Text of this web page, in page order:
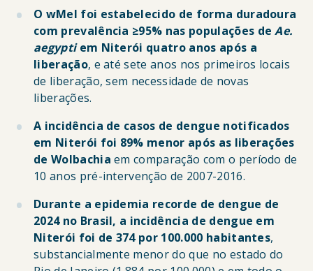
O wMel foi estabelecido de forma duradoura
com prevalência ≥95% nas populações deAe.
aegyptiem Niterói quatro anos após a
liberação, e até sete anos nos primeiros locais
de liberação, sem necessidade de novas
liberações.
A incidência de casos de dengue notificados
em Niterói foi 89% menor após as liberações
de Wolbachiaem comparação com o período de
10 anos pré-intervenção de 2007-2016.
Durante a epidemia recorde de dengue de
2024 no Brasil, a incidência de dengue em
Niterói foi de 374 por 100.000 habitantes,
substancialmente menor do que no estado do